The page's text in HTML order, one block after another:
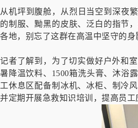
从机坪到腹舱，从烈日当空到深夜
的制服、黝黑的皮肤、泛白的指节
各地，别忘了这群在高温中坚守的
记者了解到，为了切实做好户外和
暑降温饮料、1500箱洗头膏、沐浴
工休息区配备制冰机、冰柜、制冷
并定期开展急救知识培训，提高员工